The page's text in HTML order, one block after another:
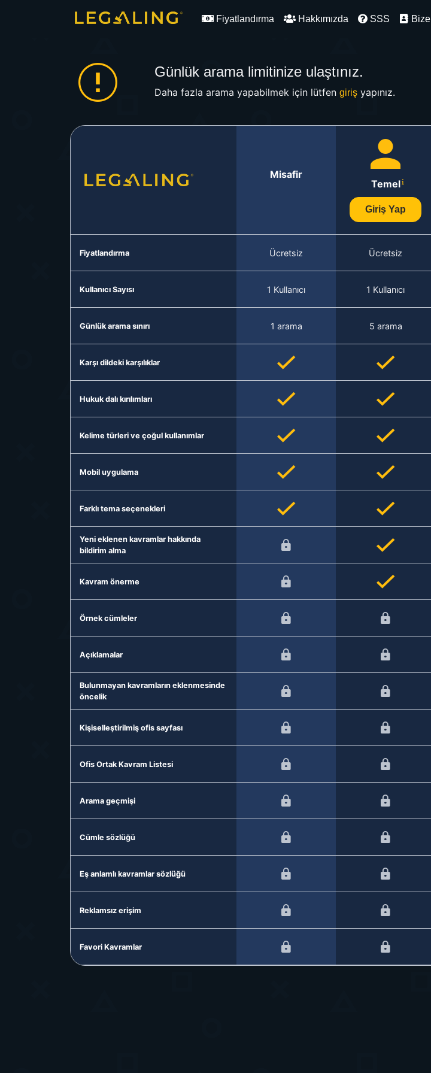
Fiyatlandırma Hakkımızda SSS
Günlük arama limitinize ulaştınız.
Daha fazla arama yapabilmek için lütfen girişyapınız.
Misafir
Temel
Giriş Yap
Fiyatlandırma Ücretsiz Ücretsiz
Kullanıcı Sayısı 1 Kullanıcı 1 Kullanıcı
Günlük arama sınırı 1 arama 5 arama
Karşı dildeki karşılıklar
Hukuk dalı kırılımları
Kelime türleri ve çoğul kullanımlar
Mobil uygulama
Farklı tema seçenekleri
Yeni eklenen kavramlar hakkında
bildirim alma
Kavram önerme
Örnek cümleler
Açıklamalar
Bulunmayan kavramların eklenmesinde
öncelik
Kişiselleştirilmiş ofis sayfası
Ofis Ortak Kavram Listesi
Arama geçmişi
Cümle sözlüğü
Eş anlamlı kavramlar sözlüğü
Reklamsız erişim
Favori Kavramlar